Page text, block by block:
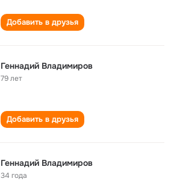
Добавить в друзья
Геннадий Владимиров
79 лет
Добавить в друзья
Геннадий Владимиров
34 года